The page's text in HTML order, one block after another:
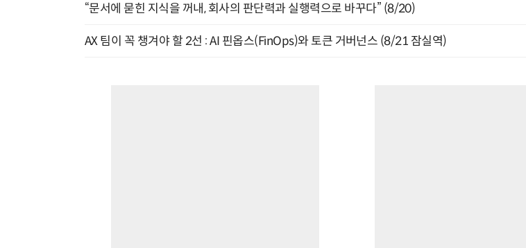
“문서에 묻힌 지식을 꺼내, 회사의 판단력과 실행력으로 바꾸다” (8/20)
AX 팀이 꼭 챙겨야 할 2선 : AI 핀옵스(FinOps)와 토큰 거버넌스 (8/21 잠실역)